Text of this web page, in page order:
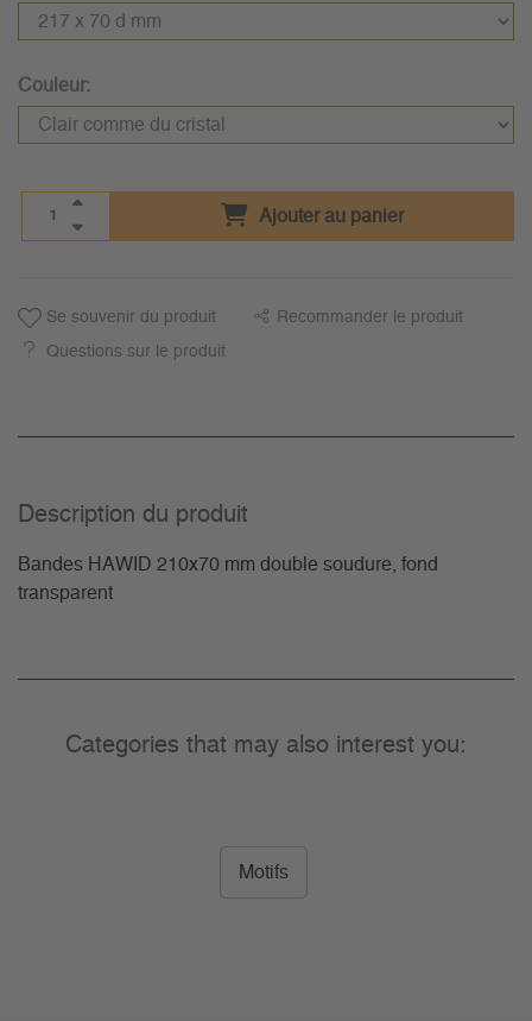
Couleur:
Ajouter au panier
Se souvenir du produit Recommander le produit
Questions sur le produit
Description du­ produit
Bandes HAWID 210x70 mm double soudure, fond
transparent
Categories that may also interest you:
Motifs